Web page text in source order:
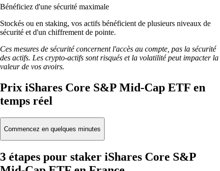
Bénéficiez d'une sécurité maximale
Stockés ou en staking, vos actifs bénéficient de plusieurs niveaux de
sécurité et d'un chiffrement de pointe.
Ces mesures de sécurité concernent l'accès au compte, pas la sécurité
des actifs. Les crypto-actifs sont risqués et la volatilité peut impacter la
valeur de vos avoirs.
Prix iShares Core S&P Mid-Cap ETF en
temps réel
Commencez en quelques minutes
3 étapes pour staker iShares Core S&P